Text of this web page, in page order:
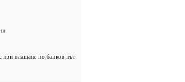
при плащане по банков път